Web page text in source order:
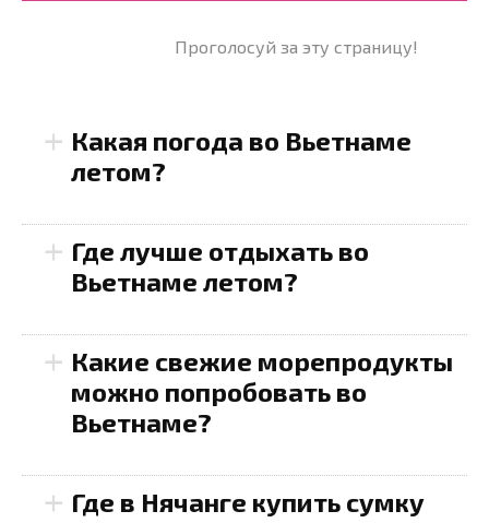
Проголосуй за эту страницу!
+ Какая погода во Вьетнаме
летом?
+ Где лучше отдыхать во
Вьетнаме летом?
популярных курортов, где
можно наслаждаться
хорошей
инфраструктурой. Цены на
+ Какие свежие морепродукты
можно попробовать во
Вьетнаме?
Креветки (Tôm)
+ Где в Нячанге купить сумку